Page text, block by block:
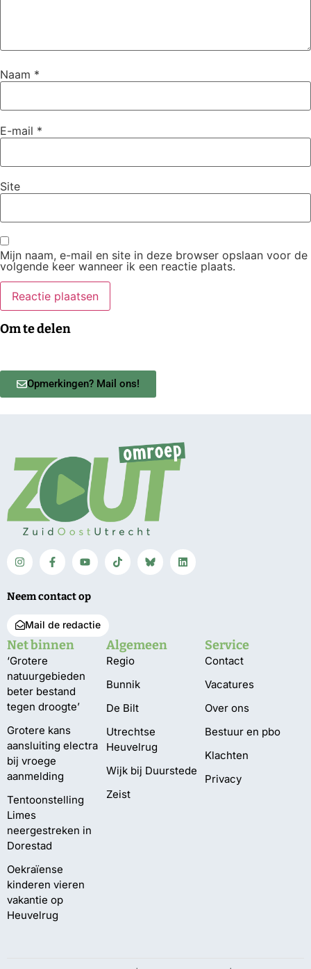
Naam *
E-mail *
Site
Mijn naam, e-mail en site in deze browser opslaan voor de
volgende keer wanneer ik een reactie plaats.
Om te delen
Opmerkingen? Mail ons!
Neem contact op
Mail de redactie
Net binnen
‘Grotere
natuurgebieden
beter bestand
tegen droogte’
Grotere kans
aansluiting electra
bij vroege
aanmelding
Tentoonstelling
Limes
neergestreken in
Dorestad
Oekraïense
kinderen vieren
vakantie op
Heuvelrug
Algemeen
Regio
Bunnik
De Bilt
Utrechtse
Heuvelrug
Wijk bij Duurstede
Zeist
Service
Contact
Vacatures
Over ons
Bestuur en pbo
Klachten
Privacy